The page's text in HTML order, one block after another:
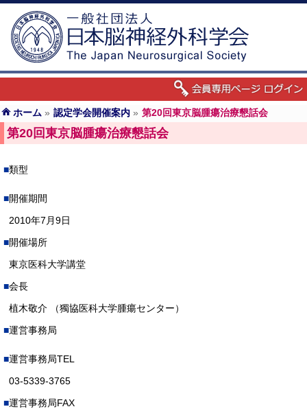
ホーム » 認定学会開催案内 » 第20回東京脳腫瘍治療懇話会
第20回東京脳腫瘍治療懇話会
類型
開催期間
2010年7月9日
開催場所
東京医科大学講堂
会長
植木敬介 （獨協医科大学腫瘍センター）
運営事務局
運営事務局TEL
03-5339-3765
運営事務局FAX